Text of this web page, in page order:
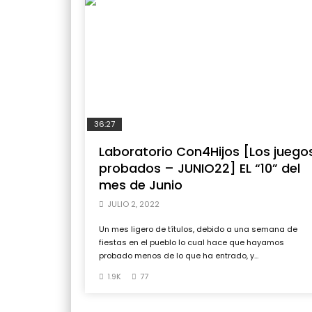
36:27
Laboratorio Con4Hijos [Los
probados – JUNIO22] EL “10” del
mes de Junio
JULIO 2, 2022
Un mes ligero de títulos, debido a una semana de
fiestas en el pueblo lo cual hace que hayamos
probado menos de lo que ha entrado, y...
1.9K
77